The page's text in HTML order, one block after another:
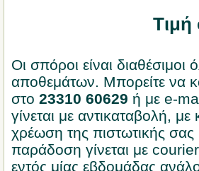
Τιμή
Οι σπόροι είναι
αποθεμάτων. Μπορείτε να
στο 23310 60629 ή με e-
γίνεται με αντικαταβολή,
χρέωση της πιστωτικής
παράδοση γίνεται με
εντός μίας εβδομάδας